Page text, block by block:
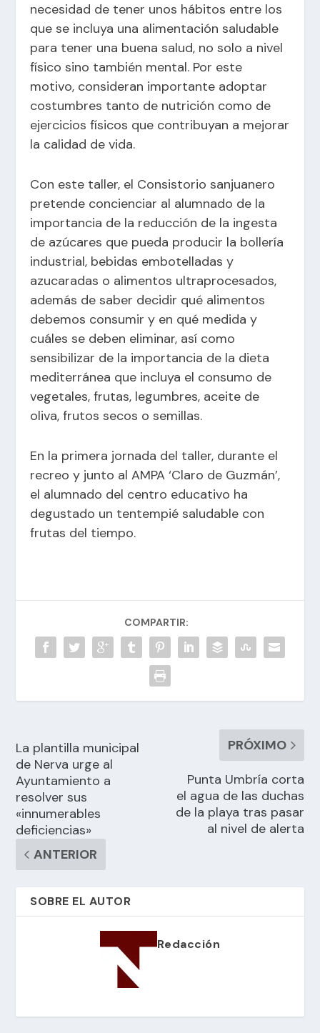
necesidad de tener unos hábitos entre los
que se incluya una alimentación saludable
para tener una buena salud, no solo a nivel
físico sino también mental. Por este
motivo, consideran importante adoptar
costumbres tanto de nutrición como de
ejercicios físicos que contribuyan a mejorar
la calidad de vida.
Con este taller, el Consistorio sanjuanero
pretende concienciar al alumnado de la
importancia de la reducción de la ingesta
de azúcares que pueda producir la bollería
industrial, bebidas embotelladas y
azucaradas o alimentos ultraprocesados,
además de saber decidir qué alimentos
debemos consumir y en qué medida y
cuáles se deben eliminar, así como
sensibilizar de la importancia de la dieta
mediterránea que incluya el consumo de
vegetales, frutas, legumbres, aceite de
oliva, frutos secos o semillas.
En la primera jornada del taller, durante el
recreo y junto al AMPA ‘Claro de Guzmán’,
el alumnado del centro educativo ha
degustado un tentempié saludable con
frutas del tiempo.
COMPARTIR:
La plantilla municipal
de Nerva urge al
Ayuntamiento a
resolver sus
«innumerables
deficiencias»
ANTERIOR
PRÓXIMO
Punta Umbría corta
el agua de las duchas
de la playa tras pasar
al nivel de alerta
SOBRE EL AUTOR
Redacción